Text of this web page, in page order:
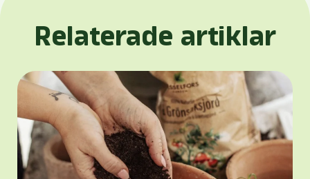
Relaterade artiklar